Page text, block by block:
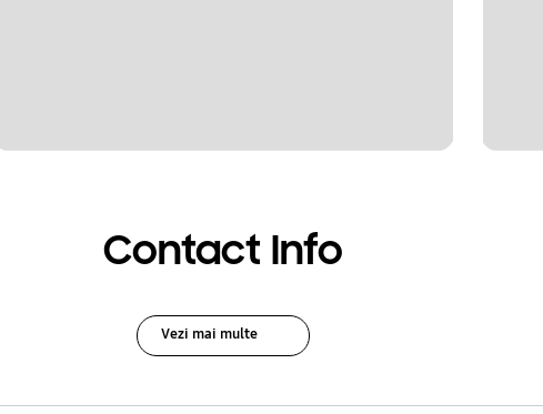
Contact Info
Vezi mai multe